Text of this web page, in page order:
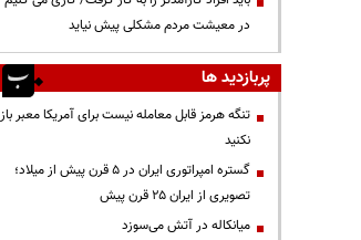
در معیشت مردم مشکلی پیش نیاید
پربازدید ها
تنگه هرمز قابل معامله نیست برای آمریکا معبر باز
نکنید
گستره امپراتوری ایران در ۵ قرن پیش از میلاد؛
تصویری از ایران ۲۵ قرن پیش
میانکاله در آتش می‌سوزد